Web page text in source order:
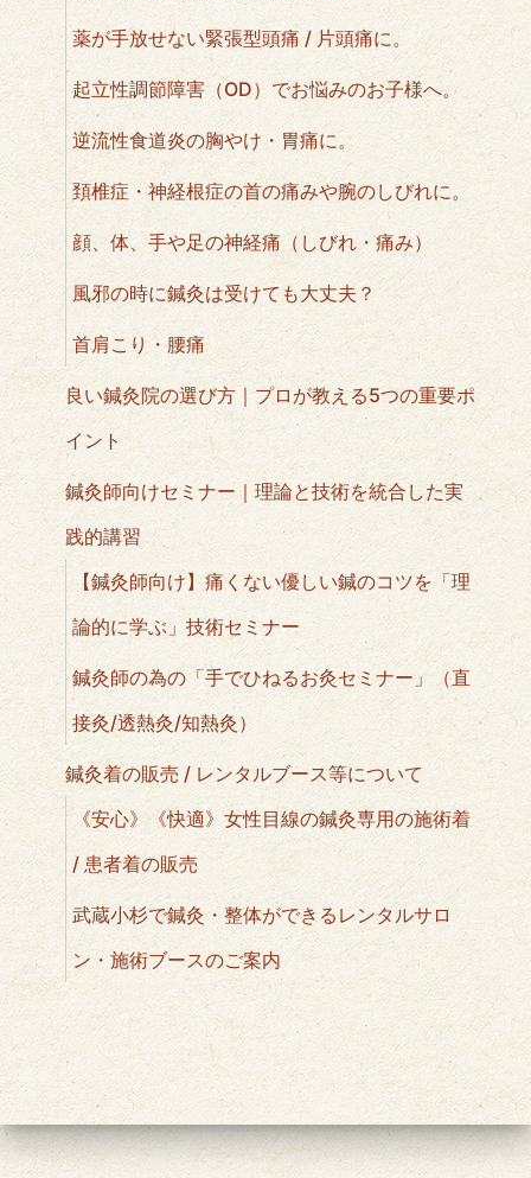
薬が手放せない緊張型頭痛 / 片頭痛に。
起立性調節障害（OD）でお悩みのお子様へ。
逆流性食道炎の胸やけ・胃痛に。
頚椎症・神経根症の首の痛みや腕のしびれに。
顔、体、手や足の神経痛（しびれ・痛み）
風邪の時に鍼灸は受けても大丈夫？
首肩こり・腰痛
良い鍼灸院の選び方｜プロが教える5つの重要ポ
イント
鍼灸師向けセミナー｜理論と技術を統合した実
践的講習
【鍼灸師向け】痛くない優しい鍼のコツを「理
論的に学ぶ」技術セミナー
鍼灸師の為の「手でひねるお灸セミナー」（直
接灸/透熱灸/知熱灸）
鍼灸着の販売 / レンタルブース等について
《安心》《快適》女性目線の鍼灸専用の施術着
/ 患者着の販売
武蔵小杉で鍼灸・整体ができるレンタルサロ
ン・施術ブースのご案内